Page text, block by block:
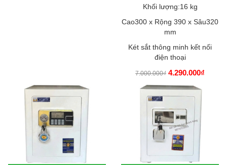
Khối lượng:16 kg
Cao300 x Rộng 390 x Sâu320
mm
Két sắt thông minh kết nối
điện thoại
7.000.000₫ 4.290.000₫